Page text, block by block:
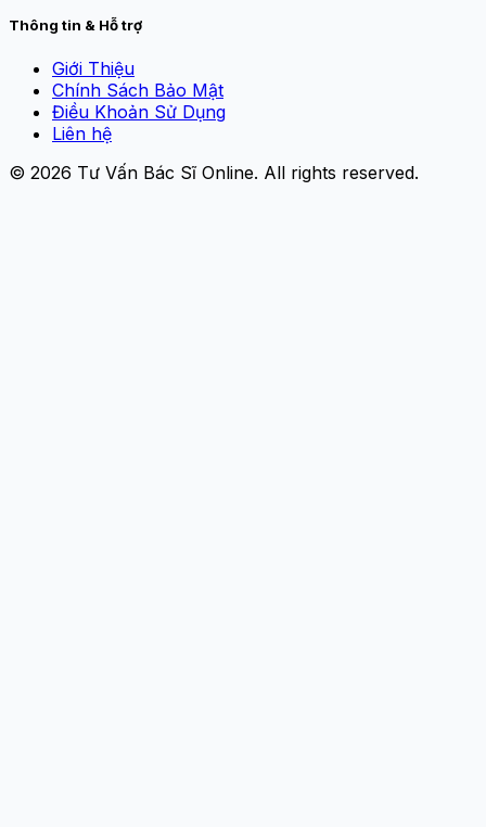
Thông tin & Hỗ trợ
Giới Thiệu
Chính Sách Bảo Mật
Điều Khoản Sử Dụng
Liên hệ
© 2026 Tư Vấn Bác Sĩ Online. All rights reserved.